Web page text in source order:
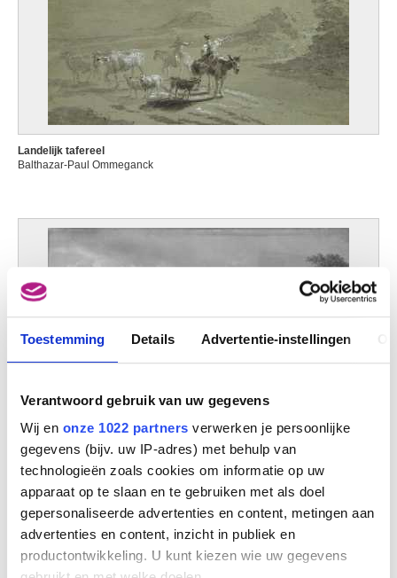
Toestemming Details Advertentie-instellingen
Verantwoord gebruik van uw gegevens
Wij en onze 1022 partners verwerken je persoonlijke
gegevens (bijv. uw IP-adres) met behulp van
technologieën zoals cookies om informatie op uw
apparaat op te slaan en te gebruiken met als doel
gepersonaliseerde advertenties en content, metingen aan
advertenties en content, inzicht in publiek en
productontwikkeling. U kunt kiezen wie uw gegevens
Landelijk tafereel
Balthazar-Paul Ommeganck
Landschap met beesten
Balthazar-Paul Ommeganck